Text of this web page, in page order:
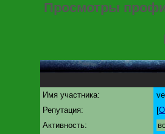
Просмотры
Имя участника:
Репутация:
[
Активность: